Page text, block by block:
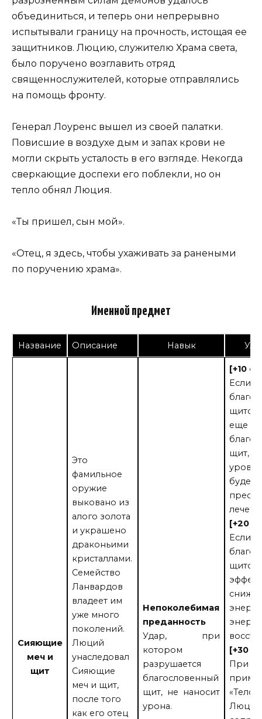
объединиться, и теперь они непрерывно
испытывали границу на прочность, истощая ее
защитников. Люцию, служителю Храма света,
было поручено возглавить отряд
священнослужителей, которые отправлялись
на помощь фронту.
Генерал Лоуренс вышел из своей палатки.
Повисшие в воздухе дым и запах крови не
могли скрыть усталость в его взгляде. Некогда
сверкающие доспехи его поблекли, но он
тепло обнял Люция.
«Ты пришел, сын мой».
«Отец, я здесь, чтобы ухаживать за ранеными
по поручению храма».
Именной предмет
Название Описание Навык
Сияющие
меч и
щит
Это
фамильное
оружие
выковано из
алого золота
и украшено
драконьими
кристаллами.
Семейство
Ланвардов
владеет им
уже много
поколений.
Люций
унаследовал
Сияющие
меч и щит,
после того
как его отец
Непоколебимая
преданность
Удар, при
котором
разрушается
благословенный
щит, не наносит
урона.
[+10
Если
щитом
еще
щит,
будет
[+20
Если
щитом
эффект
[+30
При
Люций